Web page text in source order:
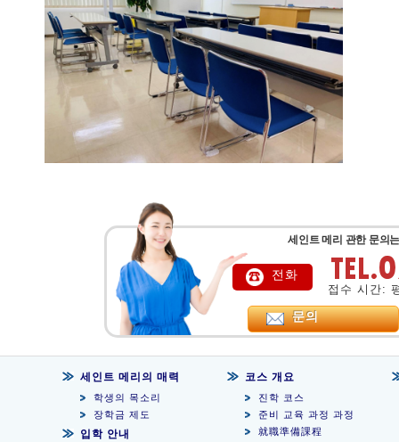
세인트 메리 관한 문의
전화
접수 시간:
문의
세인트 메리의 매력
학생의 목소리
장학금 제도
입학 안내
코스 개요
진학 코스
준비 교육 과정 과정
就職準備課程